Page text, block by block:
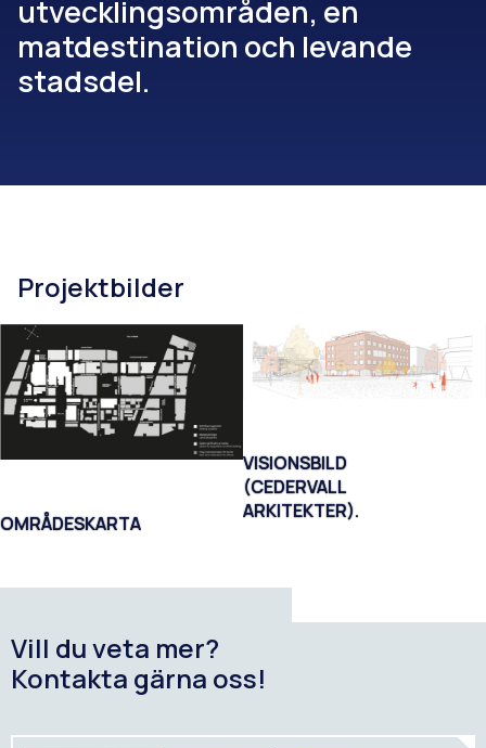
utvecklingsområden, en
matdestination och levande
stadsdel.
Projektbilder
OMRÅDESKARTA
VISIONSBILD
(CEDERVALL
ARKITEKTER).
Vill du veta mer?
Kontakta gärna oss!